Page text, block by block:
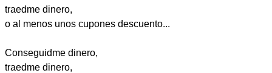
traedme dinero,
o al menos unos cupones descuento...
Conseguidme dinero,
traedme dinero,